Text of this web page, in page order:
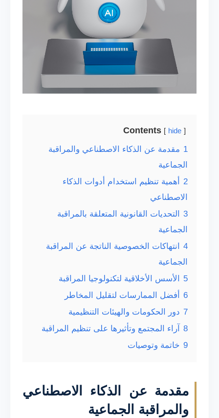
Contents hide
1 مقدمة عن الذكاء الاصطناعي والمراقبة
الجماعية
2
أهمية تنظيم استخدام أدوات الذكاء
الاصطناعي
3
التحديات القانونية المتعلقة بالمراقبة
الجماعية
4
انتهاكات الخصوصية الناتجة عن المراقبة
الجماعية
5
الأسس الأخلاقية لتكنولوجيا المراقبة
6
أفضل الممارسات لتقليل المخاطر
7 دور الحكومات والهيئات التنظيمية
8
آراء المجتمع وتأثيرها على تنظيم المراقبة
9 خاتمة وتوصيات
مقدمة عن الذكاء الاصطناعي
والمراقبة الجماعية